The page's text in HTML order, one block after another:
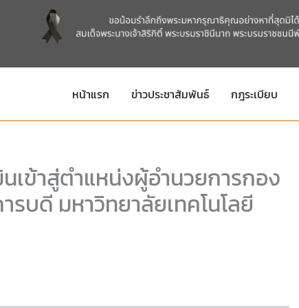
หน้าแรก ข่าวประชาสัมพันธ์ กฎระเบียบ
เข้าสู่ตำแหน่งผู้อำนวยการกอง
บดี มหาวิทยาลัยเทคโนโลยี